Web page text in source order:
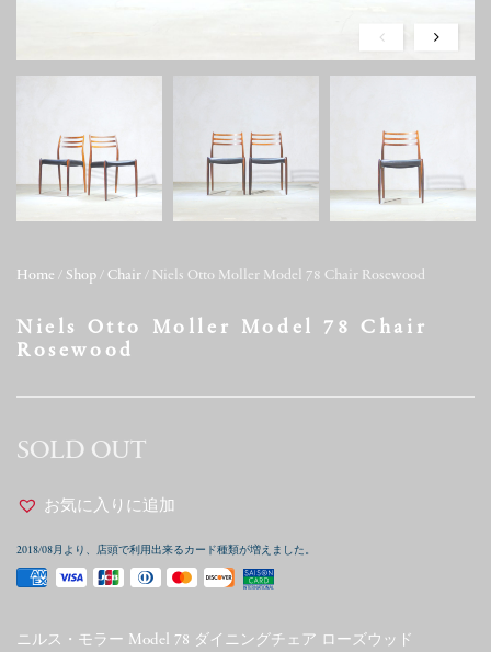
Home / Shop / Chair / Niels Otto Moller Model 78 Chair Rosewood
Niels Otto Moller Model 78 Chair
Rosewood
SOLD OUT
お気に入りに追加
2018/08月より、店頭で利用出来るカード種類が増えました。
ニルス・モラー Model 78 ダイニングチェア ローズウッド